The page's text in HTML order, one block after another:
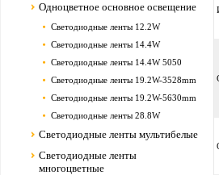
Одноцветное основное освещение
Светодиодные ленты 12.2W
Светодиодные ленты 14.4W
Светодиодные ленты 14.4W 5050
Светодиодные ленты 19.2W-3528mm
Светодиодные ленты 19.2W-5630mm
Светодиодные ленты 28.8W
Светодиодные ленты мультибелые
Светодиодные ленты
многоцветные